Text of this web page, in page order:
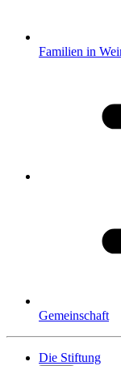
Familien in
Gemeinschaft
Die Stiftung